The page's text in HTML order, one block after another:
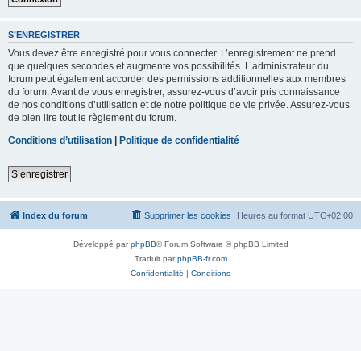
S’ENREGISTRER
Vous devez être enregistré pour vous connecter. L’enregistrement ne prend
que quelques secondes et augmente vos possibilités. L’administrateur du
forum peut également accorder des permissions additionnelles aux membres
du forum. Avant de vous enregistrer, assurez-vous d’avoir pris connaissance
de nos conditions d’utilisation et de notre politique de vie privée. Assurez-vous
de bien lire tout le règlement du forum.
Conditions d’utilisation
Politique de confidentialité
S’enregistrer
Index du forum Heures au format UTC+02:00
Supprimer les cookies
Développé parphpBB® Forum Software © phpBB Limited
Traduit parphpBB-fr.com
Confidentialité | Conditions